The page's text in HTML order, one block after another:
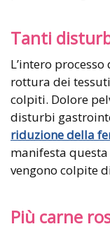
Tanti
L’intero
rottura dei
colpiti. Dolore
disturbi
riduzione della
manifesta
vengono colpite
Più carne